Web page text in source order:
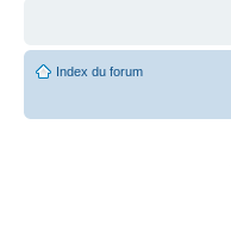
Index du forum